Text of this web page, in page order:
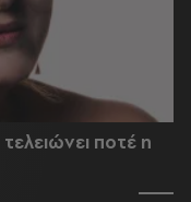
ποτέ η